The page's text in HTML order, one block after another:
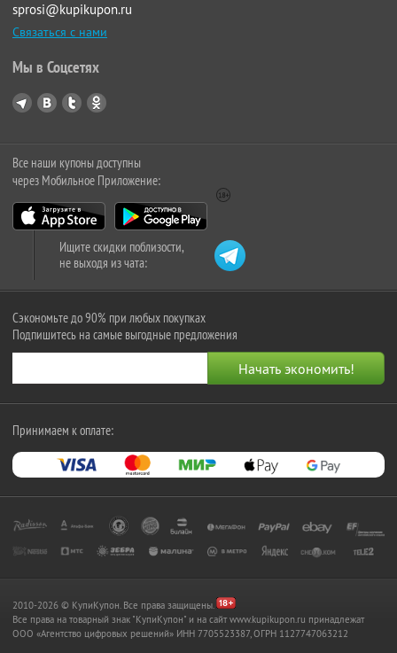
sprosi@kupikupon.ru
Связаться с нами
Мы в Соцсетях
Все наши купоны доступны
через Мобильное Приложение:
Ищите скидки поблизости,
не выходя из чата:
Сэкономьте до 90% при любых покупках
Подпишитесь на самые выгодные предложения
Принимаем к оплате:
2010-2026 © КупиКупон. Все права защищены.
Все права на товарный знак "КупиКупон" и на сайт www.kupikupon.ru принадлежат
OOO «Агентство цифровых решений» ИНН 7705523387, ОГРН 1127747063212